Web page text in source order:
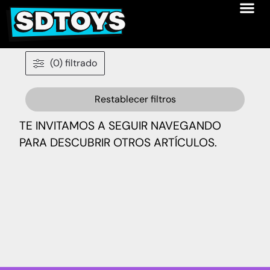
(0) filtrado
Restablecer filtros
TE INVITAMOS A SEGUIR NAVEGANDO
PARA DESCUBRIR OTROS ARTÍCULOS.